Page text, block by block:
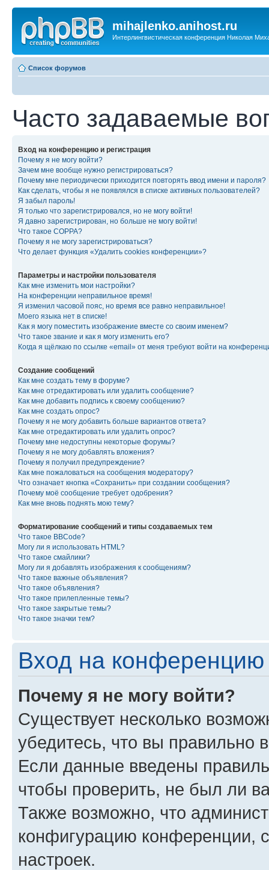
mihajlenko.anihost.ru
Интерлингвистическая конференция Николая
Список форумов
Часто задаваемые
Вход на конференцию и регистрация
Почему я не могу войти?
Зачем мне вообще нужно регистрироваться?
Почему мне периодически приходится повторять ввод имени и пароля?
Как сделать, чтобы я не появлялся в списке активных пользователей?
Я забыл пароль!
Я только что зарегистрировался, но не могу войти!
Я давно зарегистрирован, но больше не могу войти!
Что такое COPPA?
Почему я не могу зарегистрироваться?
Что делает функция «Удалить cookies конференции»?
Параметры и настройки пользователя
Как мне изменить мои настройки?
На конференции неправильное время!
Я изменил часовой пояс, но время все равно неправильное!
Моего языка нет в списке!
Как я могу поместить изображение вместе со своим именем?
Что такое звание и как я могу изменить его?
Когда я щёлкаю по ссылке «email» от меня требуют войти на
Создание сообщений
Как мне создать тему в форуме?
Как мне отредактировать или удалить сообщение?
Как мне добавить подпись к своему сообщению?
Как мне создать опрос?
Почему я не могу добавить больше вариантов ответа?
Как мне отредактировать или удалить опрос?
Почему мне недоступны некоторые форумы?
Почему я не могу добавлять вложения?
Почему я получил предупреждение?
Как мне пожаловаться на сообщения модератору?
Что означает кнопка «Сохранить» при создании сообщения?
Почему моё сообщение требует одобрения?
Как мне вновь поднять мою тему?
Форматирование сообщений и типы создаваемых тем
Что такое BBCode?
Могу ли я использовать HTML?
Что такое смайлики?
Могу ли я добавлять изображения к сообщениям?
Что такое важные объявления?
Что такое объявления?
Что такое прилепленные темы?
Что такое закрытые темы?
Что такое значки тем?
Вход на конференцию
Почему я не могу войти?
Существует несколько
убедитесь, что вы правильно
Если данные введены
чтобы проверить, не был ли
Также возможно, что
конфигурацию конференции,
настроек.